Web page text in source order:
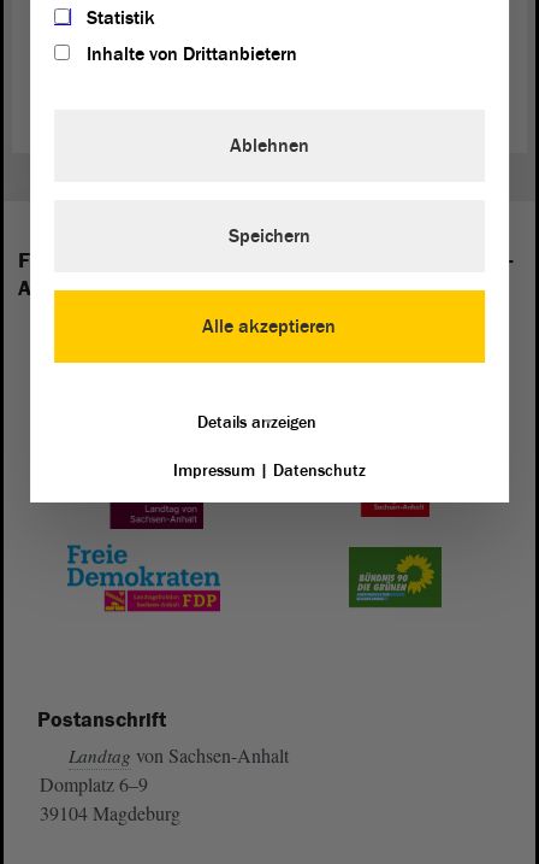
Beschlussempfehlung
Folgende Fraktionen sind im Landtag von Sachsen-
Anhalt vertreten:
Postanschrift
Landtag von Sachsen-Anhalt
Domplatz 6–9
39104 Magdeburg
Statistik
Inhalte von Drittanbietern
Alle akzeptieren
Ablehnen
Speichern
Details anzeigen
Impressum| Datenschutz